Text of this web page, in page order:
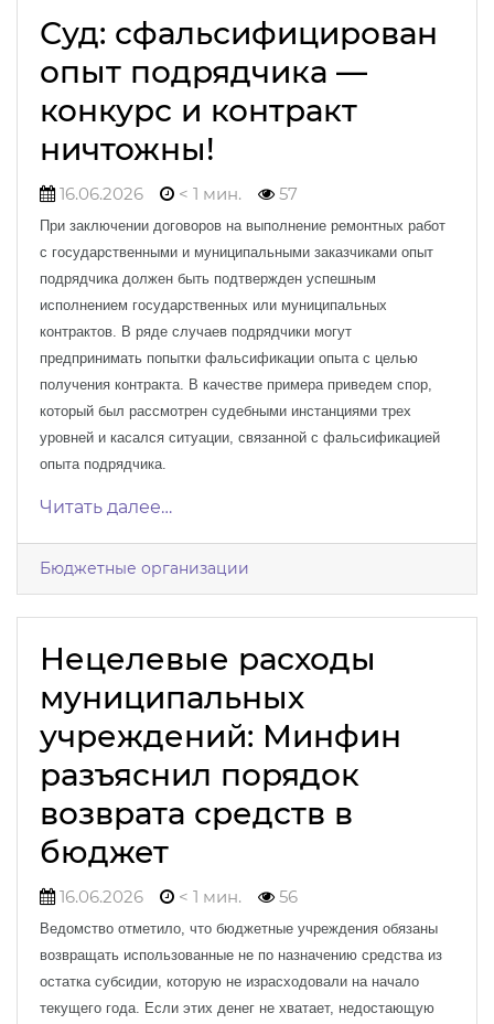
Суд: сфальсифицирован
опыт подрядчика —
конкурс и контракт
ничтожны!
16.06.2026 < 1 мин. 57
При заключении договоров на выполнение ремонтных работ
с государственными и муниципальными заказчиками опыт
подрядчика должен быть подтвержден успешным
исполнением государственных или муниципальных
контрактов. В ряде случаев подрядчики могут
предпринимать попытки фальсификации опыта с целью
получения контракта. В качестве примера приведем спор,
который был рассмотрен судебными инстанциями трех
уровней и касался ситуации, связанной с фальсификацией
опыта подрядчика.
Читать далее…
Бюджетные организации
Нецелевые расходы
муниципальных
учреждений: Минфин
разъяснил порядок
возврата средств в
бюджет
16.06.2026 < 1 мин. 56
Ведомство отметило, что бюджетные учреждения обязаны
возвращать использованные не по назначению средства из
остатка субсидии, которую не израсходовали на начало
текущего года. Если этих денег не хватает, недостающую